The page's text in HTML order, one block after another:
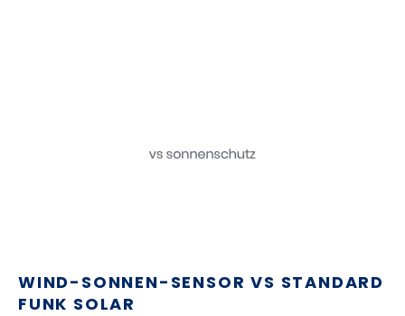
WIND-SONNEN-SENSOR VS STANDARD
FUNK SOLAR